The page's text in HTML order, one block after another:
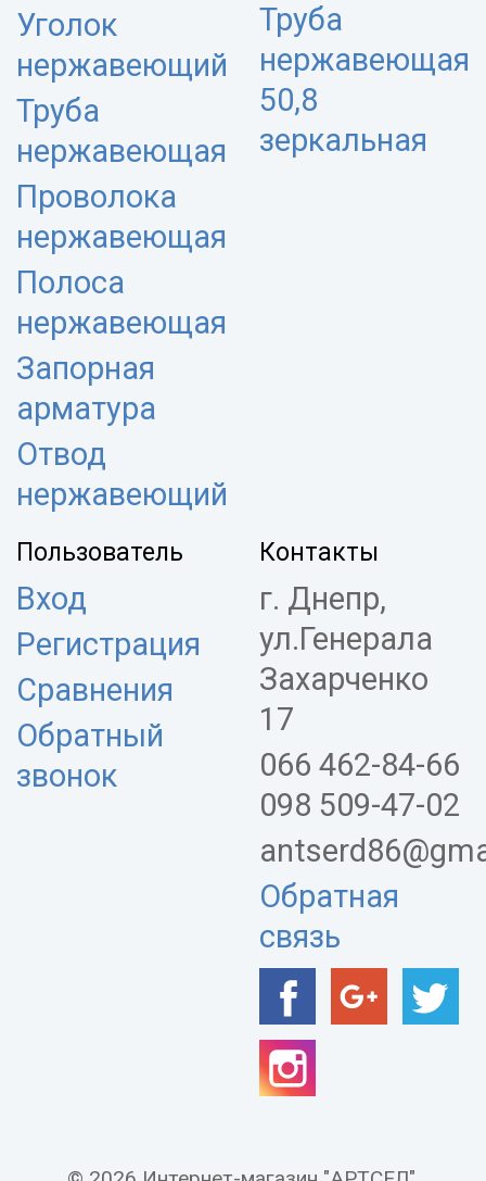
Уголок
нержавеющий
Труба
нержавеющая
Проволока
нержавеющая
Полоса
нержавеющая
Запорная
арматура
Отвод
нержавеющий
Труба
нержавеющая
50,8
зеркальная
Пользователь
Вход
Регистрация
Сравнения
Обратный
звонок
Контакты
г. Днепр,
ул.Генерала
Захарченко
17
066 462-84-66
098 509-47-02
Обратная
связь